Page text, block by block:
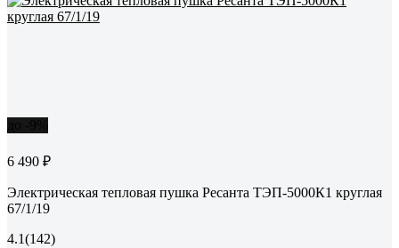
6 490 ₽
Электрическая тепловая пушка Ресанта ТЭП-5000К1 круглая
67/1/19
4.1(142)